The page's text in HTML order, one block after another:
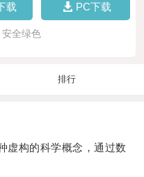
载 PC下载
全绿色
排行
构的科学概念，通过数